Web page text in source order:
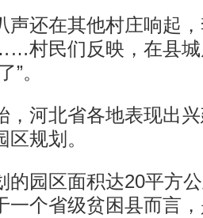
还在其他村庄响起，
村民们反映，在县城
”。
河北省各地表现出兴
规划。
园区面积达20平方公
一个省级贫困县而言